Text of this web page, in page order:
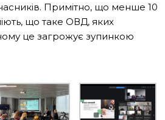
Примітно, що менше 10
що таке ОВД, яких
це загрожує зупинкою